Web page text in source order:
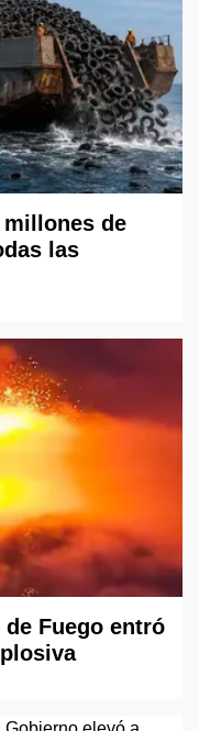
millones de
las
Fuego entró